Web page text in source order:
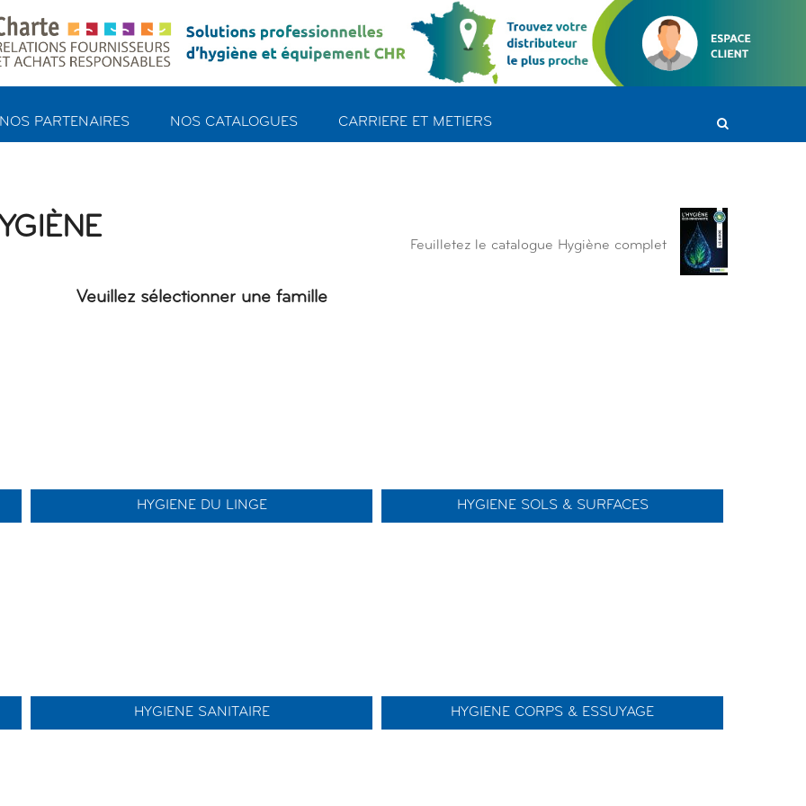
NOS PARTENAIRES NOS CATALOGUES CARRIERE ET METIERS
Feuilletez le catalogue Hygiène complet
Veuillez sélectionner une famille
HYGIENE DU LINGE HYGIENE SOLS & SURFACES
HYGIENE SANITAIRE HYGIENE CORPS & ESSUYAGE